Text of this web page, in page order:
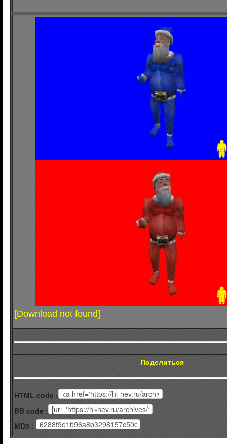
[Download not found]
Поделиться
HTML code :
BB code :
MD5 :